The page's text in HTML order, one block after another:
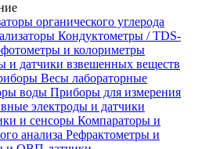
органического углерода
Кондуктометры / TDS-
и колориметры
датчики взвешенных веществ
Весы лабораторные
воды Приборы для измерения
электроды и датчики
и сенсоры Компараторы и
анализа Рефрактометры и